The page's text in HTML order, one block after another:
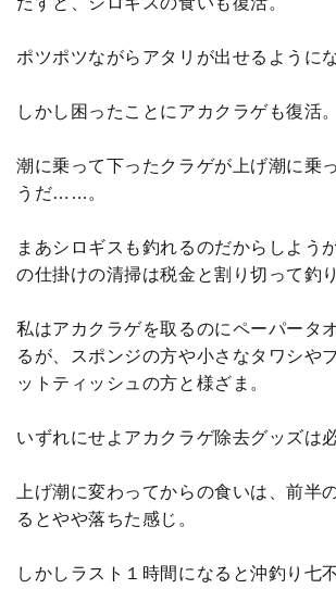
ポツポツながらアタリが出せるように
しかし困ったことにアカクラゲも復活。
潮に乗って下ったクラゲが上げ潮に乗
うだ……。
まあシロギスも釣れるのだからしよう
の仕掛けの清掃は税金と割り切って釣
私はアカクラゲを取るのにペーパータ
るが、スポンジの方や小さなタワシや
ットティッシュの方と様ざま。
いずれにせよアカクラゲ除去グッズは
上げ潮に変わってからの食いは、前半
るとやや落ちた感じ。
しかしラスト１時間になると沖釣り七